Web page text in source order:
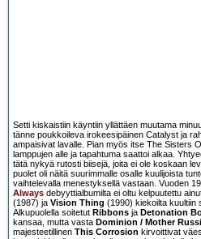
Setti kiskaistiin käyntiin yllättäen muutama
tänne poukkoileva irokeesipäinen Catalyst ja
ampaisivat lavalle. Pian myös itse The Sisters
lamppujen alle ja tapahtuma saattoi alkaa.
tätä nykyä rutosti biisejä, joita ei ole koskaan
puolet oli näitä suurimmalle osalle kuulijoista
vaihtelevalla menestyksellä vastaan. Vuoden
Always debyyttialbumilta ei oltu kelpuutettu
(1987) ja Vision Thing (1990) kiekoilta kuultiin
Alkupuolella soitetut Ribbons ja Detonation
kansaa, mutta vasta Dominion / Mother
majesteetillinen This Corrosion kirvoittivat